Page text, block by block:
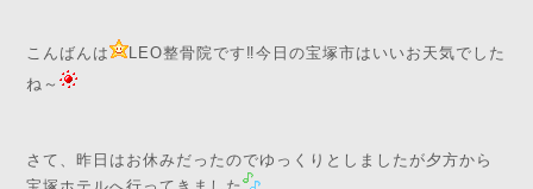
こんばんは
LEO整骨院です‼️今日の宝塚市はいいお天気でした
ね～
さて、昨日はお休みだったのでゆっくりとしましたが夕方から